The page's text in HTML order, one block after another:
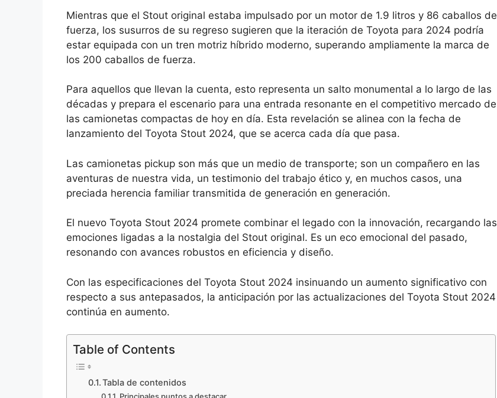
Mientras que el Stout original estaba impulsado por un motor de 1.9 litros y 86 caballos de
fuerza, los susurros de su regreso sugieren que la iteración de Toyota para 2024 podría
estar equipada con un tren motriz híbrido moderno, superando ampliamente la marca de
los 200 caballos de fuerza.
Para aquellos que llevan la cuenta, esto representa un salto monumental a lo largo de las
décadas y prepara el escenario para una entrada resonante en el competitivo mercado de
las camionetas compactas de hoy en día. Esta revelación se alinea con la fecha de
lanzamiento del Toyota Stout 2024, que se acerca cada día que pasa.
Las camionetas pickup son más que un medio de transporte; son un compañero en las
aventuras de nuestra vida, un testimonio del trabajo ético y, en muchos casos, una
preciada herencia familiar transmitida de generación en generación.
El nuevo Toyota Stout 2024 promete combinar el legado con la innovación, recargando las
emociones ligadas a la nostalgia del Stout original. Es un eco emocional del pasado,
resonando con avances robustos en eficiencia y diseño.
Con las especificaciones del Toyota Stout 2024 insinuando un aumento significativo con
respecto a sus antepasados, la anticipación por las actualizaciones del Toyota Stout 2024
continúa en aumento.
Table of Contents
Tabla de contenidos